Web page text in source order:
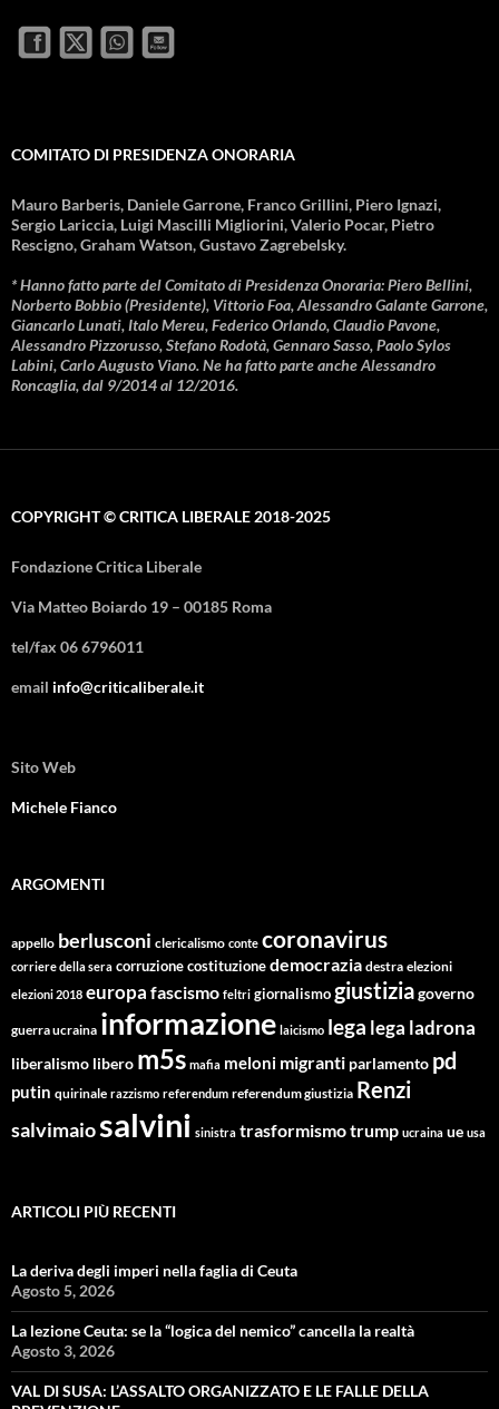
COMITATO DI PRESIDENZA ONORARIA
Mauro Barberis, Daniele Garrone, Franco Grillini, Piero Ignazi,
Sergio Lariccia, Luigi Mascilli Migliorini, Valerio Pocar, Pietro
Rescigno, Graham Watson, Gustavo Zagrebelsky.
* Hanno fatto parte del Comitato di Presidenza Onoraria: Piero Bellini,
Norberto Bobbio (Presidente), Vittorio Foa, Alessandro Galante Garrone,
Giancarlo Lunati, Italo Mereu, Federico Orlando, Claudio Pavone,
Alessandro Pizzorusso, Stefano Rodotà, Gennaro Sasso, Paolo Sylos
Labini, Carlo Augusto Viano. Ne ha fatto parte anche Alessandro
Roncaglia, dal 9/2014 al 12/2016.
COPYRIGHT © CRITICA LIBERALE 2018-2025
Fondazione Critica Liberale
Via Matteo Boiardo 19 – 00185 Roma
tel/fax 06 6796011
email info@criticaliberale.it
Sito Web
Michele Fianco
ARGOMENTI
appello berlusconi clericalismo conte coronavirus
corriere della sera corruzionecostituzionedemocrazia destra elezioni
elezioni 2018 europa fascismo feltri giornalismogiustiziagoverno
guerra ucraina informazione laicismo lega lega ladrona
liberalismo libero m5s mafia meloni migranti parlamento pd
putin quirinale razzismo referendum referendum giustizia Renzi
salvimaiosalvini sinistra trasformismotrump ucraina ue usa
ARTICOLI PIÙ RECENTI
La deriva degli imperi nella faglia di Ceuta
Agosto 5, 2026
La lezione Ceuta: se la “logica del nemico” cancella la realtà
Agosto 3, 2026
VAL DI SUSA: L’ASSALTO ORGANIZZATO E LE FALLE DELLA